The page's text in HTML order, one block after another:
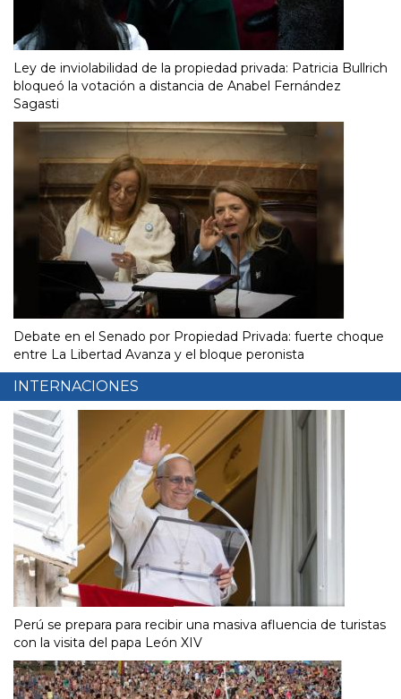
Ley de inviolabilidad de la propiedad privada: Patricia Bullrich
bloqueó la votación a distancia de Anabel Fernández
Sagasti
Debate en el Senado por Propiedad Privada: fuerte choque
entre La Libertad Avanza y el bloque peronista
INTERNACIONES
Perú se prepara para recibir una masiva afluencia de turistas
con la visita del papa León XIV